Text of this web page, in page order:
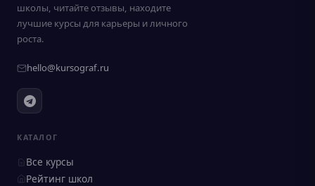
школы, читайте отзывы, находите
лучшие курсы для карьеры и личного
роста.
hello@kursograf.ru
КАТАЛОГ
Все курсы
Рейтинг школ